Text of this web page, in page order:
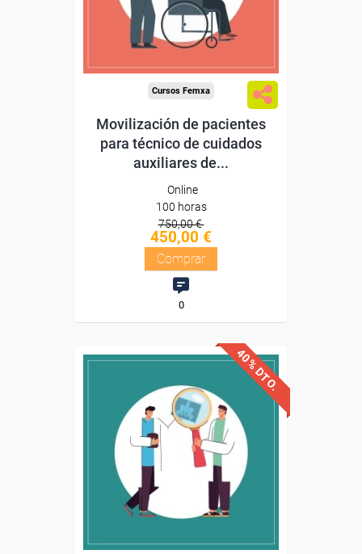
Diploma
Compra segura
Cursos Femxa
Movilización de pacientes
para técnico de cuidados
auxiliares de...
Online
100 horas
750,00 €
450,00 €
Comprar
0
40% DTO.
Descuentos especiales
Sin requisitos de acceso
Diploma